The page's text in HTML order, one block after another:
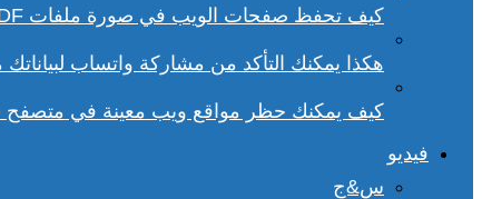
كيف تحفظ صفحات الويب في صورة ملفات PDF من داخل متصفح كروم؟
هكذا يمكنك التأكد من مشاركة واتساب
كيف يمكنك حظر مواقع ويب معينة في
فيديو
س&ج